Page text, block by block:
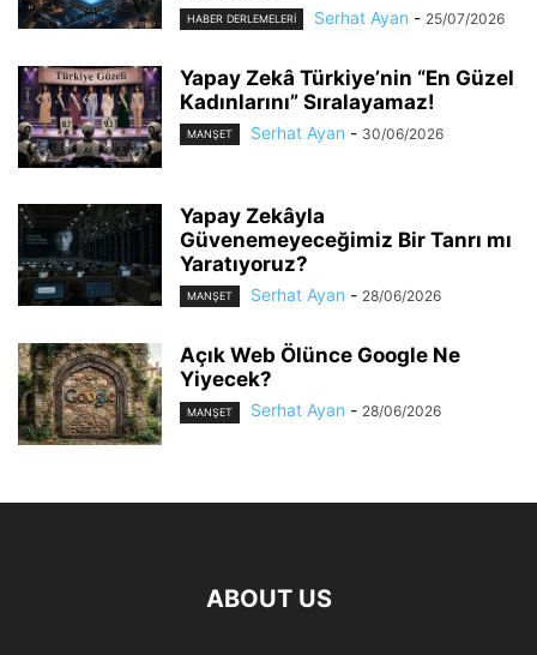
HABER DERLEMELERI Serhat Ayan - 25/07/2026
Yapay Zekâ Türkiye’nin “En Güzel
Kadınlarını” Sıralayamaz!
MANŞET Serhat Ayan - 30/06/2026
Yapay Zekâyla
Güvenemeyeceğimiz Bir Tanrı mı
Yaratıyoruz?
MANŞET Serhat Ayan - 28/06/2026
Açık Web Ölünce Google Ne
Yiyecek?
MANŞET Serhat Ayan - 28/06/2026
ABOUT US